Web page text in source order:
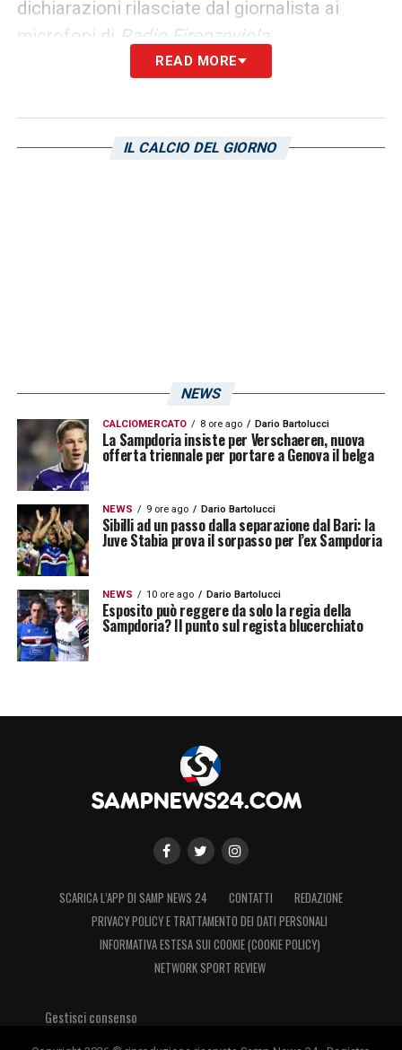
dichiarazioni rilasciate dal giornalista ai
microfoni di Radio Firenzeviola
DICHIARAZIONI –«Se si deve puntare a
Abbiamo tanti giocatori validi in quel ruolo. Il
READ MORE
IL CALCIO DEL GIORNO
NEWS
CALCIOMERCATO 8 ore ago Dario Bartolucci
La Sampdoria insiste per Verschaeren, nuova
offerta triennale per portare a Genova il belga
NEWS 9 ore ago Dario Bartolucci
Sibilli ad un passo dalla separazione dal Bari: la
Juve Stabia prova il sorpasso per l’ex Sampdoria
NEWS 10 ore ago Dario Bartolucci
Esposito può reggere da solo la regia della
Sampdoria? Il punto sul regista blucerchiato
SCARICA L’APP DI SAMP NEWS 24 CONTATTI
REDAZIONE
PRIVACY POLICY E TRATTAMENTO DEI DATI PERSONALI
INFORMATIVA ESTESA SUI COOKIE (COOKIE POLICY)
NETWORK SPORT REVIEW
Gestisci consenso